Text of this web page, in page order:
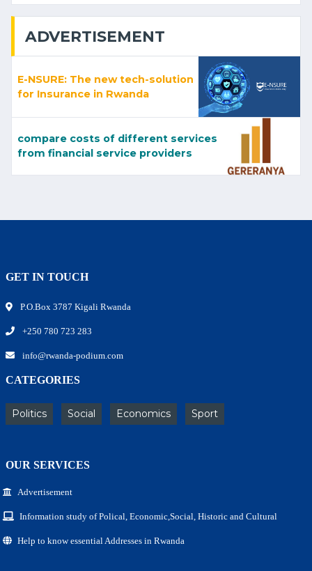
ADVERTISEMENT
E-NSURE: The new tech-solution
for Insurance in Rwanda
compare costs of different services
from financial service providers
GET IN TOUCH
P.O.Box 3787 Kigali Rwanda
+250 780 723 283
info@rwanda-podium.com
CATEGORIES
Politics Social Economics Sport
OUR SERVICES
Advertisement
Information study of Polical, Economic,Social, Historic and Cultural
Help to know essential Addresses in Rwanda